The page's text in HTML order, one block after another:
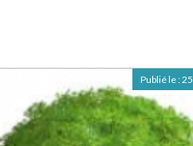
Publié le :